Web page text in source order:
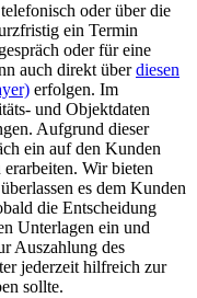
oder über die
ein Termin
oder für eine
auch direkt überdiesen
erfolgen. Im
und Objektdaten
Aufgrund dieser
ein auf den Kunden
Wir bieten
es dem Kunden
die Entscheidung
Unterlagen ein und
Auszahlung des
jederzeit hilfreich zur
sollte.